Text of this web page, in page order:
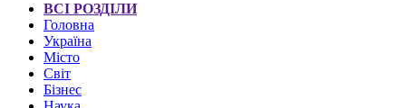
ВСІ РОЗДІЛИ
Головна
Україна
Місто
Світ
Бізнес